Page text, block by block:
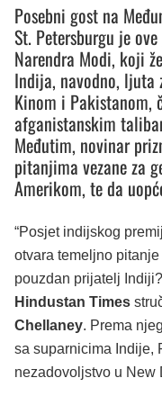
Posebni gost na
St. Petersburgu je
Narendra Modi, koji
Indija, navodno, ljuta
Kinom i Pakistanom,
afganistanskim
Međutim, novinar
pitanjima vezane za
Amerikom, te da
“Posjet indijskog
otvara temeljno
pouzdan prijatelj
Hindustan Times
Chellaney. Prema
sa suparnicima Indije,
nezadovoljstvo u New